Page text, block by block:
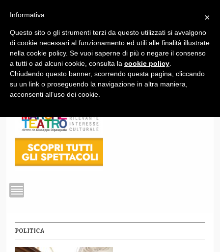
1
POLITICA
×
Informativa
Questo sito o gli strumenti terzi da questo utilizzati si avvalgono
di cookie necessari al funzionamento ed utili alle finalità illustrate
nella cookie policy. Se vuoi saperne di più o negare il consenso
a tutti o ad alcuni cookie, consulta la cookie policy
Chiudendo questo banner, scorrendo questa pagina, cliccando
su un link o proseguendo la navigazione in altra maniera,
acconsenti all’uso dei cookie.